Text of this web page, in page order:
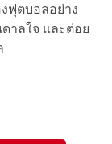
ฟุตบอลอย่าง
าลใจ และต่อย